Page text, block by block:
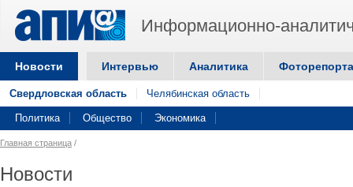
Информационно-
Новости Интервью Аналитика
Свердловская область Челябинская область
Политика Общество Экономика
Главная страница /
Новости